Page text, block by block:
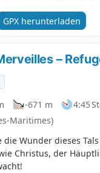
GPX herunterladen
–
-671 m 4:45
Maritimes)
die Wunder dieses
Christus, der